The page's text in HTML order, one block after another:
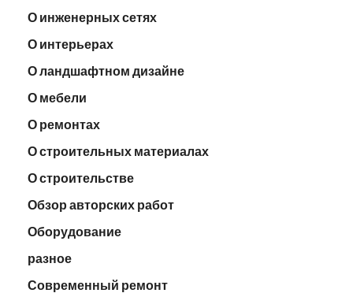
О инженерных сетях
О интерьерах
О ландшафтном дизайне
О мебели
О ремонтах
О строительных материалах
О строительстве
Обзор авторских работ
Оборудование
разное
Современный ремонт